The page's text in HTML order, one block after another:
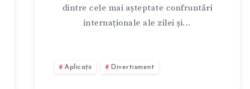
dintre cele mai așteptate confruntări
internaționale ale zilei și...
Aplicații Divertisment